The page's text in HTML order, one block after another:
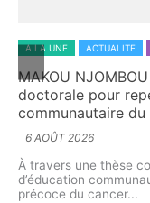
UNE ACTUALITE SANTE
NJOMBOU
pour
du
2026
une thèse
du cancer...